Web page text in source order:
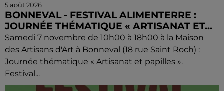
5 août 2026
BONNEVAL - FESTIVAL ALIMENTERRE :
JOURNÉE THÉMATIQUE « ARTISANAT ET...
Samedi 7 novembre de 10h00 à 18h00 à la Maison
des Artisans d'Art à Bonneval (18 rue Saint Roch) :
Journée thématique « Artisanat et papilles ».
Festival...